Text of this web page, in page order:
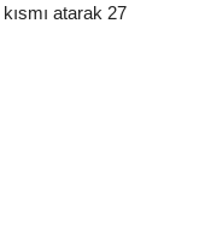
atarak 27